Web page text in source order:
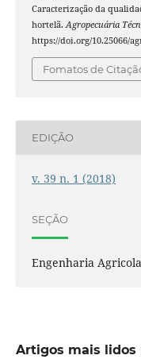
Caracterização da
hortelã.Agropecuária
https://doi.org/10.25066/
Fomatos de
EDIÇÃO
v. 39 n. 1 (2018)
SEÇÃO
Engenharia Agricola
Artigos mais lidos